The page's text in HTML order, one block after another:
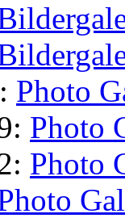
Photo
Photo
Photo